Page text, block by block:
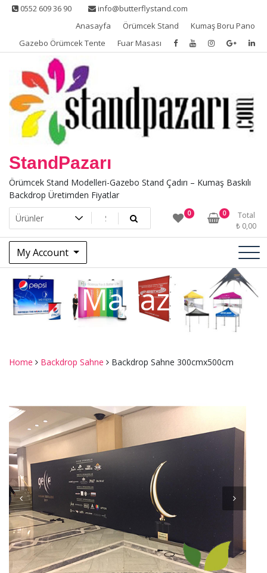
Skip 0552 609 36 90
info@butterflystand.com
Anasayfa
Örümcek Stand
Kumaş Boru Pano
Gazebo Örümcek Tente
Fuar Masası
StandPazarı
Örümcek Stand Modelleri-Gazebo Stand Çadırı – Kumaş Baskılı
Backdrop Üretimden Fiyatlar
0 0
Total
₺ 0,00
My Account
Mağaza
Home Backdrop Sahne Backdrop Sahne 300cmx500cm